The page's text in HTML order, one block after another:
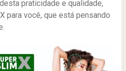
praticidade e qualidade,
para você, que está pensando